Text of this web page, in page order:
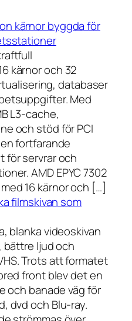
kärnor byggda för
kärnor och 32
databaser
Med
L3-cache,
och stöd för PCI
fortfarande
för servrar och
AMD EPYC 7302
16 kärnor och […]
filmskivan som
blanka videoskivan
bättre ljud och
Trots att formatet
front blev det en
och banade väg för
dvd och Blu-ray.